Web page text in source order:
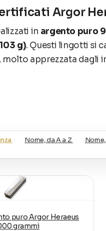
Argor
in argento puro
g). Questi lingotti si
apprezzata dagli
Nome, da A a Z
puro Argor Heraeus
grammi